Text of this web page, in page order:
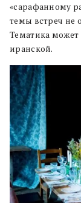
«сарафанному
темы встреч не
Тематика может
иранской.